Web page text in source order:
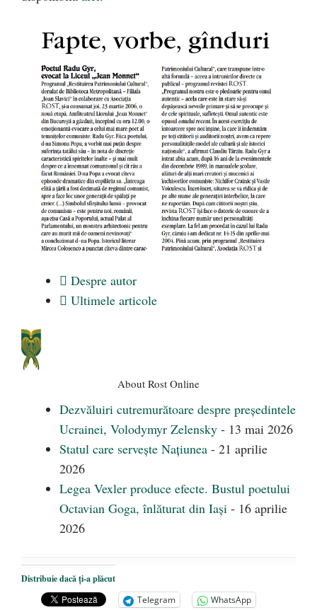
Despre autor
Ultimele articole
About Rost Online
Dezvăluiri cutremurătoare despre președintele
Ucrainei, Volodymyr Zelensky - 13 mai 2026
Statul care servește Națiunea - 21 aprilie
2026
Legea Vexler produce efecte. Bustul poetului
Octavian Goga, înlăturat din Iași - 16 aprilie
2026
Distribuie dacă ți-a plăcut
Telegram
WhatsApp